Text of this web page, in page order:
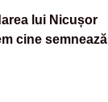
lui Nicușor
cine semnează